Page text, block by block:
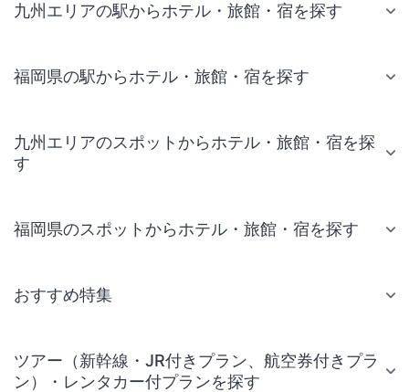
九州エリアの駅からホテル・旅館・宿を探す
福岡県の駅からホテル・旅館・宿を探す
九州エリアのスポットからホテル・旅館・宿を探
す
福岡県のスポットからホテル・旅館・宿を探す
おすすめ特集
ツアー（新幹線・JR付きプラン、航空券付きプラ
ン）・レンタカー付プランを探す